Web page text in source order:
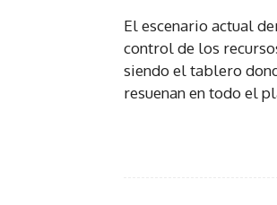
El escenario actual
control de los
siendo el tablero
resuenan en todo el